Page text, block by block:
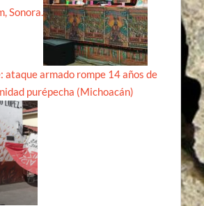
Sonora.
ataque armado rompe 14 años de
purépecha (Michoacán)